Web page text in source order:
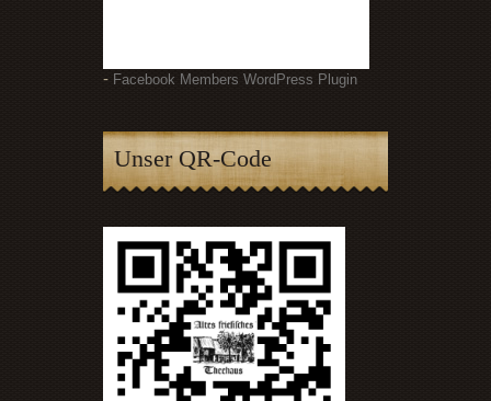
- Facebook Members WordPress Plugin
Unser QR-Code